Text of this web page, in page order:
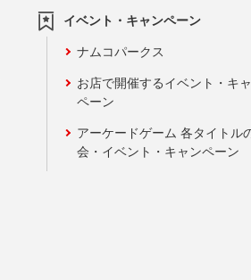
イベント・キャンペーン
ナムコパークス
お店で開催するイベント・キ
ペーン
アーケードゲーム 各タイトル
会・イベント・キャンペーン